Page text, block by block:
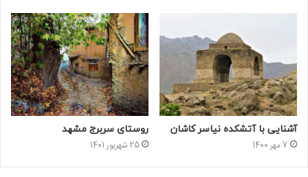
آشنایی با آتشکده نیاسر کاشان
7 مهر 1400
روستای سربرج مشهد
25 شهریور 1401